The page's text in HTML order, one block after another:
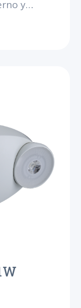
y
de la luz,
más